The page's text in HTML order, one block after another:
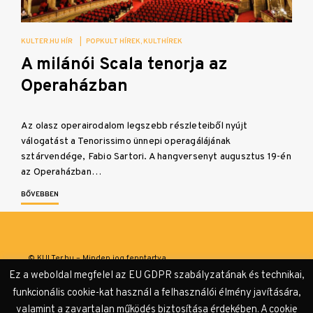
KULTER.HU HÍR POPKULT HÍREK KULTHÍREK
A milánói Scala tenorja az
Operaházban
Az olasz operairodalom legszebb részleteiből nyújt
válogatást a Tenorissimo ünnepi operagálájának
sztárvendége, Fabio Sartori. A hangversenyt augusztus 19-én
az Operaházban…
BŐVEBBEN
© KULTer.hu – Minden jog fenntartva
Adatvédelmi tájékoztató
Ez a weboldal megfelel az EU GDPR szabályzatának és technikai,
funkcionális cookie-kat használ a felhasználói élmény javítására,
valamint a zavartalan működés biztosítása érdekében. A cookie